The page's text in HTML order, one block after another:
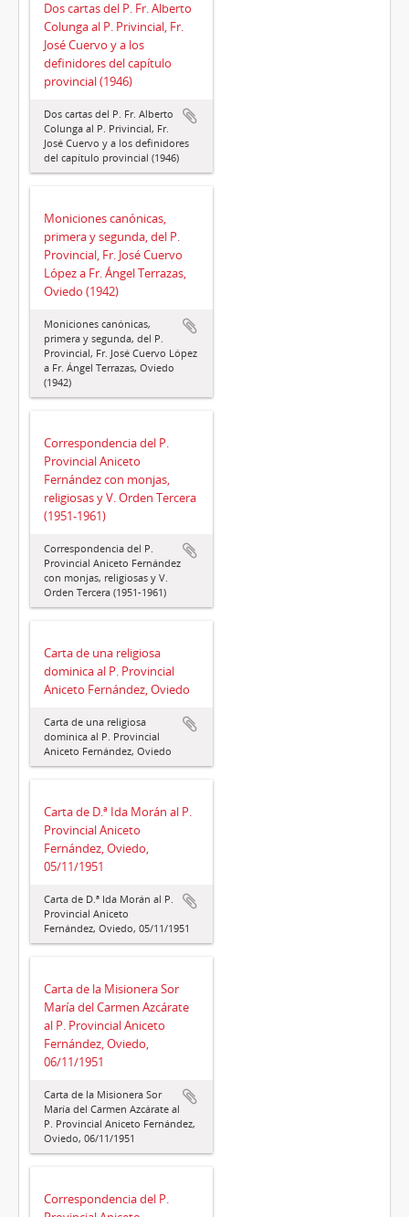
Dos cartas del P. Fr. Alberto
Colunga al P. Privincial, Fr.
José Cuervo y a los
definidores del capítulo
provincial (1946)
Dos cartas del P. Fr. Alberto
Colunga al P. Privincial, Fr.
José Cuervo y a los definidores
del capítulo provincial (1946)
Moniciones canónicas,
primera y segunda, del P.
Provincial, Fr. José Cuervo
López a Fr. Ángel Terrazas,
Oviedo (1942)
Moniciones canónicas,
primera y segunda, del P.
Provincial, Fr. José Cuervo López
a Fr. Ángel Terrazas, Oviedo
(1942)
Correspondencia del P.
Provincial Aniceto
Fernández con monjas,
religiosas y V. Orden Tercera
(1951-1961)
Correspondencia del P.
Provincial Aniceto Fernández
con monjas, religiosas y V.
Orden Tercera (1951-1961)
Carta de una religiosa
dominica al P. Provincial
Aniceto Fernández, Oviedo
Carta de una religiosa
dominica al P. Provincial
Aniceto Fernández, Oviedo
Carta de D.ª Ida Morán al P.
Provincial Aniceto
Fernández, Oviedo,
05/11/1951
Carta de D.ª Ida Morán al P.
Provincial Aniceto
Fernández, Oviedo, 05/11/1951
Carta de la Misionera Sor
María del Carmen Azcárate
al P. Provincial Aniceto
Fernández, Oviedo,
06/11/1951
Carta de la Misionera Sor
María del Carmen Azcárate al
P. Provincial Aniceto Fernández,
Oviedo, 06/11/1951
Correspondencia del P.